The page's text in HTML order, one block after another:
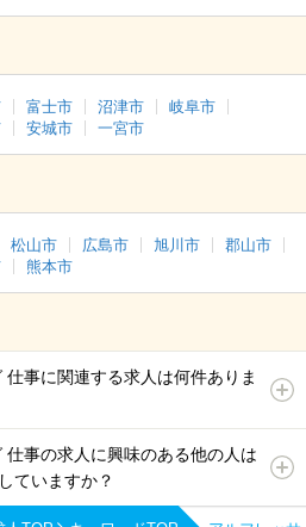
富士市 沼津市
岐阜市
安城市 一宮市
松山市 広島市 旭川市
郡山市
熊本市
事に関連する求人は何件ありま
事の求人に興味のある他の人は
ていますか？